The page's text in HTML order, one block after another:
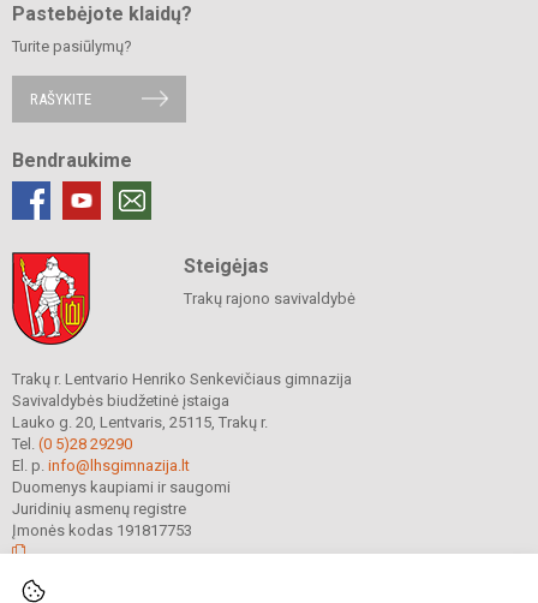
Pastebėjote klaidų?
Turite pasiūlymų?
RAŠYKITE
Bendraukime
Steigėjas
Trakų rajono savivaldybė
Trakų r. Lentvario Henriko Senkevičiaus gimnazija
Savivaldybės biudžetinė įstaiga
Lauko g. 20, Lentvaris, 25115, Trakų r.
Tel. (0 5)28 29290
El. p. info@lhsgimnazija.lt
Duomenys kaupiami ir saugomi
Juridinių asmenų registre
Įmonės kodas 191817753